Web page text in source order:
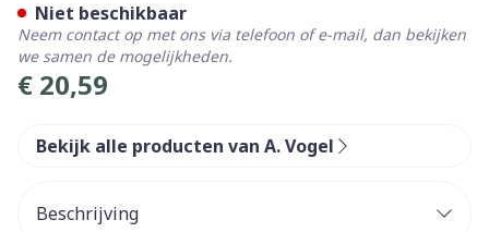
€ 20,59
Niet beschikbaar
Neem contact op met ons via telefoon of e-mail, dan bekijken
we samen de mogelijkheden.
Bekijk alle producten van A. Vogel
Beschrijving